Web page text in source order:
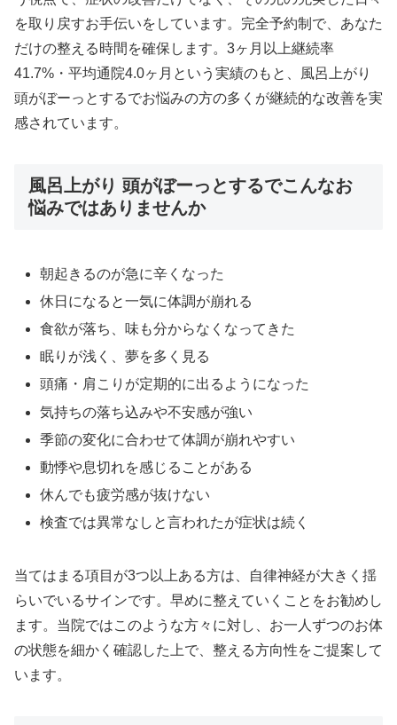
を取り戻すお手伝いをしています。完全予約制で、あなた
だけの整える時間を確保します。3ヶ月以上継続率
41.7%・平均通院4.0ヶ月という実績のもと、風呂上がり
頭がぼーっとするでお悩みの方の多くが継続的な改善を実
感されています。
風呂上がり 頭がぼーっとするでこんなお
悩みではありませんか
朝起きるのが急に辛くなった
休日になると一気に体調が崩れる
食欲が落ち、味も分からなくなってきた
眠りが浅く、夢を多く見る
頭痛・肩こりが定期的に出るようになった
気持ちの落ち込みや不安感が強い
季節の変化に合わせて体調が崩れやすい
動悸や息切れを感じることがある
休んでも疲労感が抜けない
検査では異常なしと言われたが症状は続く
当てはまる項目が3つ以上ある方は、自律神経が大きく揺
らいでいるサインです。早めに整えていくことをお勧めし
ます。当院ではこのような方々に対し、お一人ずつのお体
の状態を細かく確認した上で、整える方向性をご提案して
います。